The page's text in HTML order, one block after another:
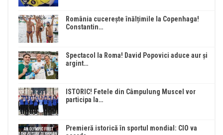
România cucerește înălțimile la Copenhaga!
Constantin…
Spectacol la Roma! David Popovici aduce aur și
argint…
ISTORIC! Fetele din Câmpulung Muscel vor
participa la…
Premieră istorică în sportul mondial: CIO va